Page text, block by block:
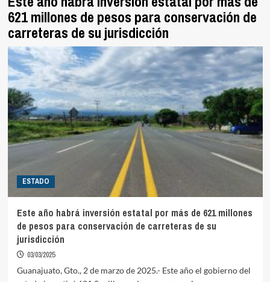
621 millones de pesos para conservación de
carreteras de su jurisdicción
ESTADO
Este año habrá inversión estatal por más de 621 millones
de pesos para conservación de carreteras de su
jurisdicción
03/03/2025
Guanajuato, Gto., 2 de marzo de 2025.- Este año el gobierno del